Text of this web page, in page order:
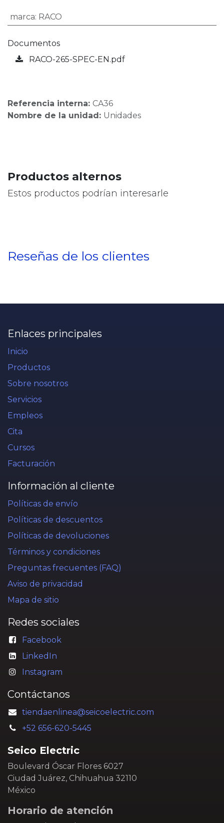
marca: RACO
Documentos
RACO-265-SPEC-EN.pdf
Referencia interna: CA36
Nombre de la unidad: Unidades
Productos alternos
Estos productos podrían interesarle
Reseñas de los clientes
Enlaces principales
Inicio
Productos
Sobre nosotros
Servicios
Empleos
Cita
Cursos
Facturación
Información al cliente
Políticas de envío
Políticas de descuentos
Políticas de devoluciones
Términos y condiciones
Preguntas frecuentes (FAQ)
Aviso de privacidad
Mapa de sitio
Redes sociales
Facebook
LinkedIn
Instagram
Contáctanos
tiendaenlinea@seicoelectric.com
+52 656-620-5445
Seico Electric
Boulevard Óscar Flores 6027
Ciudad Juárez, Chihuahua 32110
México
Horario de atención